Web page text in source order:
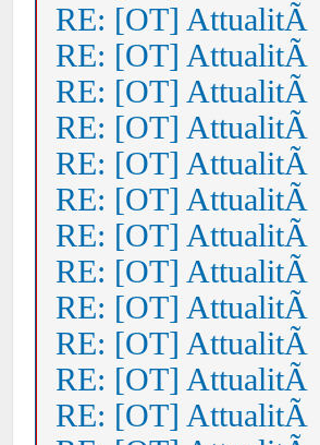
RE: [OT] AttualitÃ
RE: [OT] AttualitÃ
RE: [OT] AttualitÃ
RE: [OT] AttualitÃ
RE: [OT] AttualitÃ
RE: [OT] AttualitÃ
RE: [OT] AttualitÃ
RE: [OT] AttualitÃ
RE: [OT] AttualitÃ
RE: [OT] AttualitÃ
RE: [OT] AttualitÃ
RE: [OT] AttualitÃ